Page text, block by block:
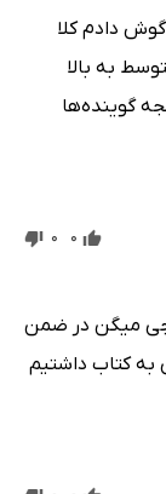
دادم کلا
به بالا
گوینده‌ها
0
0
چی میگن در ضمن
به کتاب داشتیم